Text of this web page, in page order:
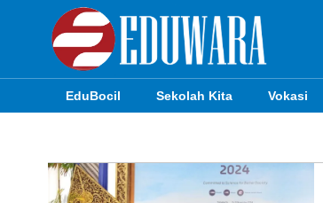
EduBocil Sekolah Kita Vokasi
Sekolah Kita